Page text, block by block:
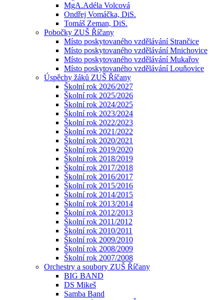
MgA.Adéla Volcová
Ondřej Vomáčka, DiS.
Tomáš Zeman, DiS.
Pobočky ZUŠ Říčany
Místo poskytovaného vzdělávání Strančice
Místo poskytovaného vzdělávání Mnichovice
Místo poskytovaného vzdělávání Mukařov
Místo poskytovaného vzdělávání Louňovice
Úspěchy žáků ZUŠ Říčany
Školní rok 2026/2027
Školní rok 2025/2026
Školní rok 2024/2025
Školní rok 2023/2024
Školní rok 2022/2023
Školní rok 2021/2022
Školní rok 2020/2021
Školní rok 2019/2020
Školní rok 2018/2019
Školní rok 2017/2018
Školní rok 2016/2017
Školní rok 2015/2016
Školní rok 2014/2015
Školní rok 2013/2014
Školní rok 2012/2013
Školní rok 2011/2012
Školní rok 2010/2011
Školní rok 2009/2010
Školní rok 2008/2009
Školní rok 2007/2008
Orchestry a soubory ZUŠ Říčany
BIG BAND
DS Mikeš
Samba Band